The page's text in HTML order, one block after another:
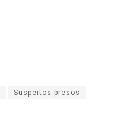
Suspeitos presos